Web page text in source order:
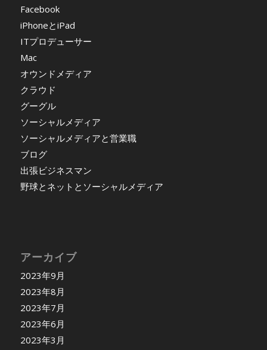
Facebook
iPhoneとiPad
ITプロデューサー
Mac
オウンドメディア
クラウド
グーグル
ソーシャルメディア
ソーシャルメディアと営業職
ブログ
出張ビジネスマン
野球とネットとソーシャルメディア
アーカイブ
2023年9月
2023年8月
2023年7月
2023年6月
2023年3月